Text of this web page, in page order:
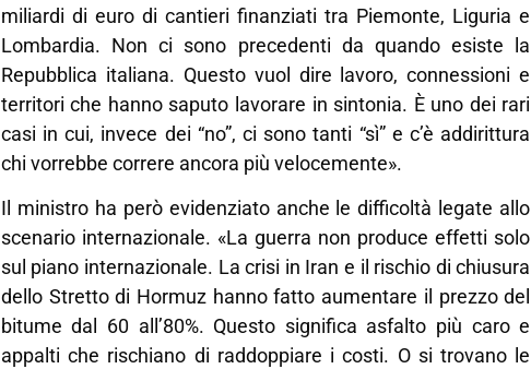
miliardi di euro di cantieri finanziati tra Piemonte, Liguria e
Lombardia. Non ci sono precedenti da quando esiste la
Repubblica italiana. Questo vuol dire lavoro, connessioni e
territori che hanno saputo lavorare in sintonia. È uno dei rari
casi in cui, invece dei “no”, ci sono tanti “sì” e c’è addirittura
chi vorrebbe correre ancora più velocemente».
Il ministro ha però evidenziato anche le difficoltà legate allo
scenario internazionale. «La guerra non produce effetti solo
sul piano internazionale. La crisi in Iran e il rischio di chiusura
dello Stretto di Hormuz hanno fatto aumentare il prezzo del
bitume dal 60 all’80%. Questo significa asfalto più caro e
appalti che rischiano di raddoppiare i costi. O si trovano le